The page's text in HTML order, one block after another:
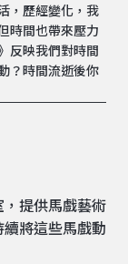
，歷經變化，我
時間也帶來壓力
反映我們對時間
？時間流逝後你
，提供馬戲藝術
將這些馬戲動